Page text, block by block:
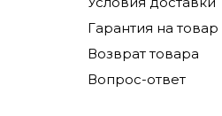
Гарантия на товар
Возврат товара
Вопрос-ответ